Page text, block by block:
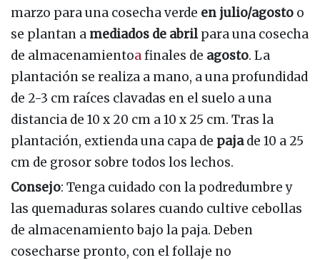
marzo para una cosecha verde en julio/agosto o
se plantan a mediados de abrilpara una cosecha
de almacenamientoafinales de agosto. La
plantación se realiza a mano, a una profundidad
de 2-3 cm raíces clavadas en el suelo a una
distancia de 10 x 20 cm a 10 x 25 cm. Tras la
plantación, extienda una capa de pajade 10 a 25
cm de grosor sobre todos los lechos.
Consejo: Tenga cuidado con la podredumbre y
las quemaduras solares cuando cultive cebollas
de almacenamiento bajo la paja. Deben
cosecharse pronto, con el follaje no